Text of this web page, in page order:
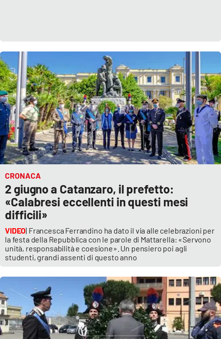
CRONACA
2 giugno a Catanzaro, il prefetto:
«Calabresi eccellenti in questi mesi
difficili»
VIDEO| Francesca Ferrandino ha dato il via alle celebrazioni per
la festa della Repubblica con le parole di Mattarella: «Servono
unità, responsabilità e coesione». Un pensiero poi agli
studenti, grandi assenti di questo anno